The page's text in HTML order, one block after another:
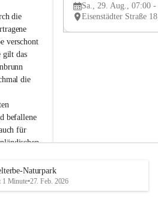
die
verschont
gilt das
die
befallene
für
oder
Bitte
Winzer
e
u
e
d
Sa., 29. Aug., 07:00 -
Naturpark
1 Minute•27. Feb. 2026